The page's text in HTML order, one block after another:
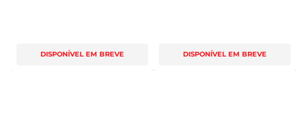
DISPONÍVEL EM BREVE DISPONÍVEL EM BREVE